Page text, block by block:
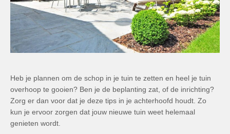
Heb je plannen om de schop in je tuin te zetten en heel je tuin
overhoop te gooien? Ben je de beplanting zat, of de inrichting?
Zorg er dan voor dat je deze tips in je achterhoofd houdt. Zo
kun je ervoor zorgen dat jouw nieuwe tuin weet helemaal
genieten wordt.